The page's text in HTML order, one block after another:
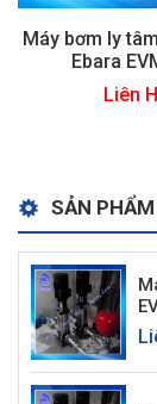
Máy bơm ly
Ebara
Liên
SẢN